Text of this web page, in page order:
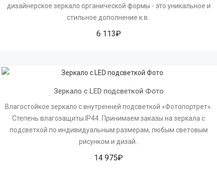
дизайнерское зеркало органической формы - это уникальное и
стильное дополнение к в..
6 113₽
Зеркало с LED подсветкой Фото
Влагостойкое зеркало с внутренней подсветкой «Фотопортрет».
Степень влагозащиты IP44. Принимаем заказы на зеркала с
подсветкой по индивидуальным размерам, любым световым
рисунком и дизай..
14 975₽